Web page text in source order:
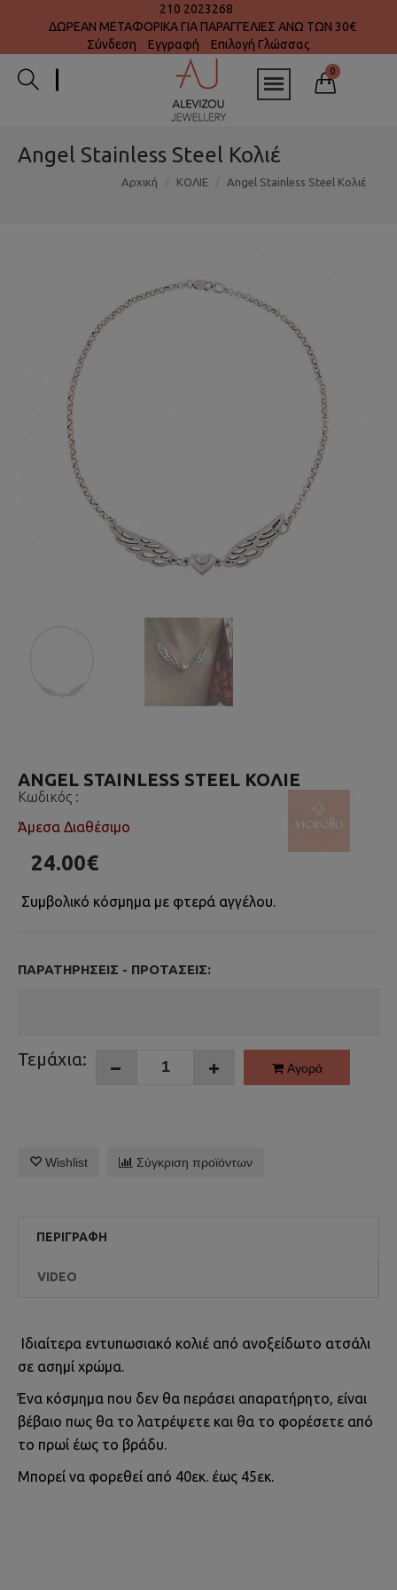
210 2023268
ΔΩΡΕΑΝ ΜΕΤΑΦΟΡΙΚΑ ΓΙΑ ΠΑΡΑΓΓΕΛΙΕΣ ΑΝΩ ΤΩΝ 30€
Σύνδεση
Εγγραφή Επιλογή Γλώσσας
0
Angel Stainless Steel Κολιέ
Αρχική ΚΟΛΙΕ Angel Stainless Steel Κολιέ
ANGEL STAINLESS STEEL ΚΟΛΙΈ
Κωδικός :
Άμεσα Διαθέσιμο
24.00€
Συμβολικό κόσμημα με φτερά αγγέλου.
ΠΑΡΑΤΗΡΉΣΕΙΣ - ΠΡΟΤΆΣΕΙΣ:
Τεμάχια: Αγορά
Wishlist Σύγκριση προϊόντων
ΠΕΡΙΓΡΑΦΉ
VIDEO
Ιδιαίτερα εντυπωσιακό κολιέ από ανοξείδωτο ατσάλι
σε ασημί χρώμα.
Ένα κόσμημα που δεν θα περάσει απαρατήρητο, είναι
βέβαιο πως θα το λατρέψετε και θα το φορέσετε από
το πρωί έως το βράδυ.
Μπορεί να φορεθεί από 40εκ. έως 45εκ.